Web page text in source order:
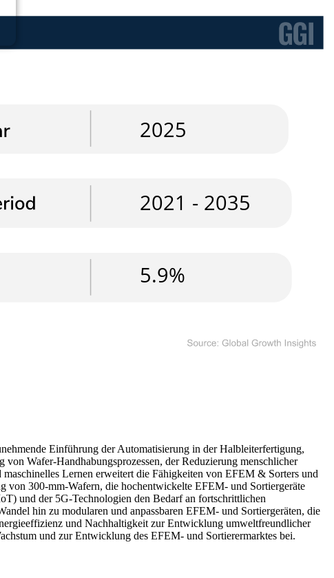
Einführung der Automatisierung in der Halbleiterfertigung,
Wafer-Handhabungsprozessen, der Reduzierung menschlicher
Lernen erweitert die Fähigkeiten von EFEM & Sorters und
von 300-mm-Wafern, die hochentwickelte EFEM- und Sortiergeräte
und der 5G-Technologien den Bedarf an fortschrittlichen
hin zu modularen und anpassbaren EFEM- und Sortiergeräten, die
und Nachhaltigkeit zur Entwicklung umweltfreundlicher
und zur Entwicklung des EFEM- und Sortierermarktes bei.